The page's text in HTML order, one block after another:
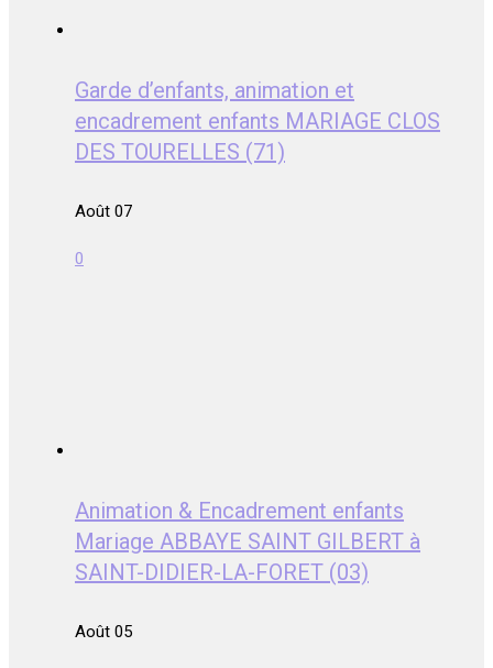
Garde d’enfants, animation et
encadrement enfants MARIAGE CLOS
DES TOURELLES (71)
Août 07
0
Animation & Encadrement enfants
Mariage ABBAYE SAINT GILBERT à
SAINT-DIDIER-LA-FORET (03)
Août 05